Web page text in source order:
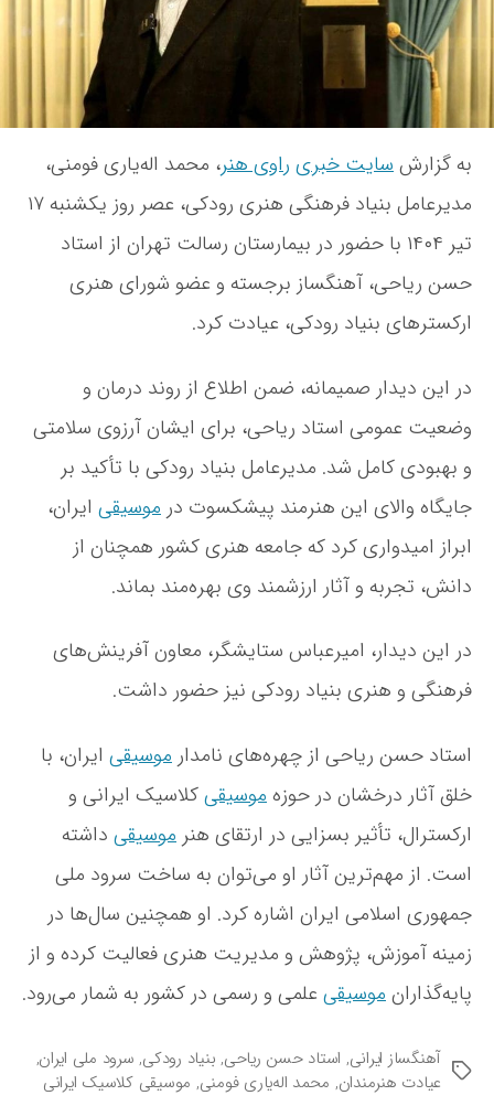
ع
ا
م
ب
ن
ا
ر
ی
ا
ا
ت
د
ر
ی
ر
ب
م
ر
س
ا
ر
س
به گزارشسایت خبری راوی هنر، محمد اله‌یاری فومنی،
مدیرعامل بنیاد فرهنگی هنری رودکی، عصر روز یکشنبه ۱۷
تیر ۱۴۰۴ با حضور در بیمارستان رسالت تهران از استاد
حسن ریاحی، آهنگساز برجسته و عضو شورای هنری
ارکسترهای بنیاد رودکی، عیادت کرد.
در این دیدار صمیمانه، ضمن اطلاع از روند درمان و
وضعیت عمومی استاد ریاحی، برای ایشان آرزوی سلامتی
و بهبودی کامل شد. مدیرعامل بنیاد رودکی با تأکید بر
جایگاه والای این هنرمند پیشکسوت در موسیقی ایران،
ابراز امیدواری کرد که جامعه هنری کشور همچنان از
دانش، تجربه و آثار ارزشمند وی بهره‌مند بماند.
در این دیدار، امیرعباس ستایشگر، معاون آفرینش‌های
فرهنگی و هنری بنیاد رودکی نیز حضور داشت.
استاد حسن ریاحی از چهره‌های نامدار موسیقی ایران، با
خلق آثار درخشان در حوزهموسیقیکلاسیک ایرانی و
ارکسترال، تأثیر بسزایی در ارتقای هنر موسیقی داشته
است. از مهم‌ترین آثار او می‌توان به ساخت سرود ملی
جمهوری اسلامی ایران اشاره کرد. او همچنین سال‌ها در
زمینه آموزش، پژوهش و مدیریت هنری فعالیت کرده و از
پایه‌گذارانموسیقی علمی و رسمی در کشور به شمار می‌رود.
ب
آهنگساز ایرانی, استاد حسن ریاحی, بنیاد رودکی, سرود ملی ایران,
عیادت هنرمندان, محمد اله‌یاری فومنی, موسیقی کلاسیک ایرانی